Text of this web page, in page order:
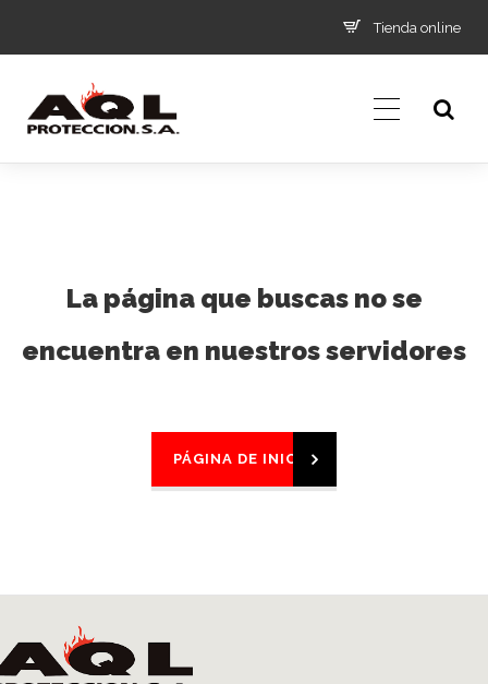
Tienda online
La página que buscas no se
encuentra en nuestros servidores
PÁGINA DE INICIO